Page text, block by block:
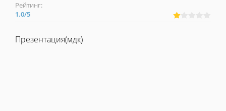
Рейтинг:
1.0/5
Презентация(мдк)